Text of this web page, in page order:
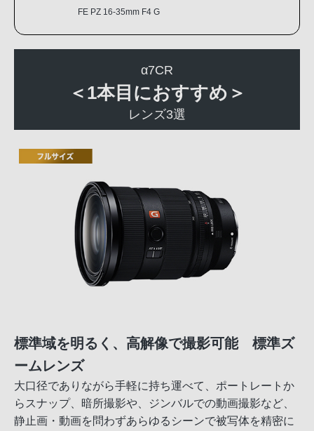
FE PZ 16-35mm F4 G
α7CR
＜1本目におすすめ＞
レンズ3選
標準域を明るく、高解像で撮影可能 標準ズ
ームレンズ
大口径でありながら手軽に持ち運べて、ポートレートか
らスナップ、暗所撮影や、ジンバルでの動画撮影など、
静止画・動画を問わずあらゆるシーンで被写体を精密に